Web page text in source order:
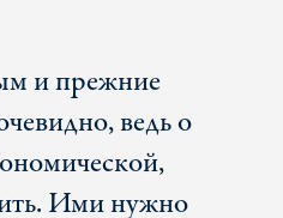
и прежние
ведь о
Ими нужно